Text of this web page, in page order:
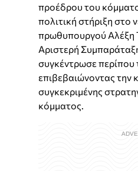
προέδρου του
πολιτική στήριξη
πρωθυπουργού Αλέξη
Αριστερή
συγκέντρωσε
επιβεβαιώνοντας την
συγκεκριμένης
κόμματος.